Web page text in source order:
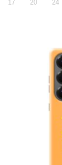
17 20 24